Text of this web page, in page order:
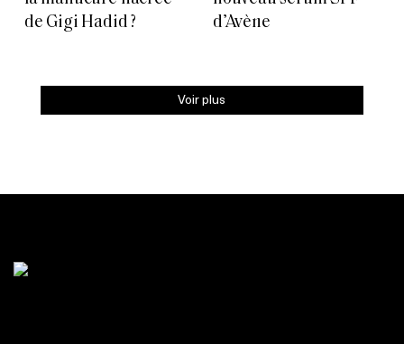
de Gigi Hadid ?
d’Avène
Voir plus